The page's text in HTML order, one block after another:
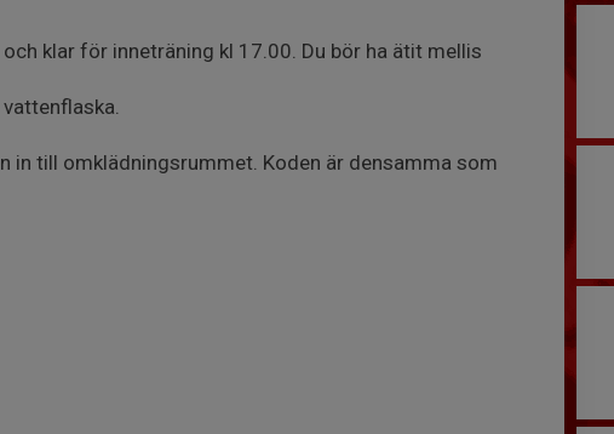
klar för inneträning kl 17.00. Du bör ha ätit mellis
in till omklädningsrummet. Koden är densamma som